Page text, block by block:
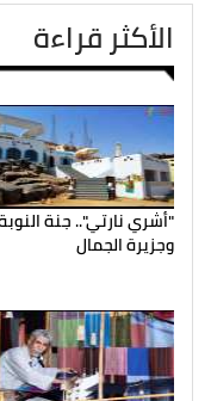
الأكثر قراءة
"أشري نارتي".. جنة
وجزيرة الجمال